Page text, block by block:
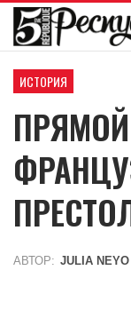
ИСТОРИЯ
АВТОР: JULIA NEYO